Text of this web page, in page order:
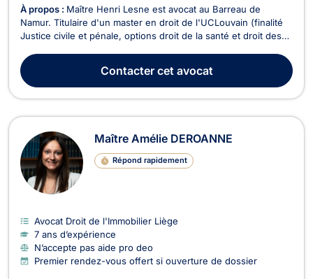
À propos : Maître Henri Lesne est avocat au Barreau de
Namur. Titulaire d'un master en droit de l'UCLouvain (finalité
Justice civile et pénale, options droit de la santé et droit des
justiciables devant toutes les juridictions francophones de
Belgique. Vous faites face à un licenc...
Contactercet avocat
Maître Amélie DEROANNE
Répond rapidement
Avocat Droit de l'Immobilier Liège
7 ans d’expérience
N’accepte pas aide pro deo
Premier rendez-vous offert si ouverture de dossier